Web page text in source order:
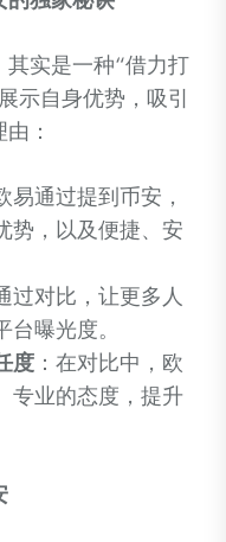
实是一种“借力打
示自身优势，吸引
：
易通过提到币安，
势，以及便捷、安
过对比，让更多人
曝光度。
度 ：在对比中，欧
专业的态度，提升